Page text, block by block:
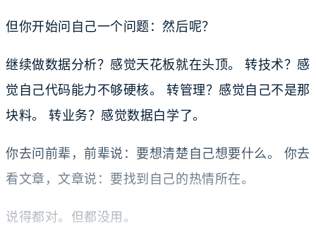
但你开始问自己一个问题：然后呢？
继续做数据分析？感觉天花板就在头顶。 转技术？感
觉自己代码能力不够硬核。 转管理？感觉自己不是那
块料。 转业务？感觉数据白学了。
你去问前辈，前辈说：要想清楚自己想要什么。 你去
看文章，文章说：要找到自己的热情所在。
说得都对。但都没用。